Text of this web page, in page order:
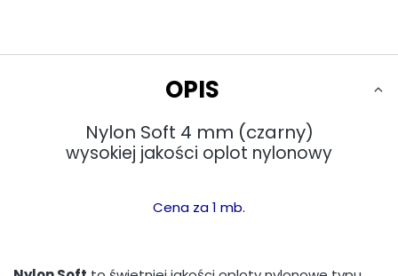
OPIS
Nylon Soft 4 mm (czarny)
wysokiej jakości oplot nylonowy
Cena za 1 mb.